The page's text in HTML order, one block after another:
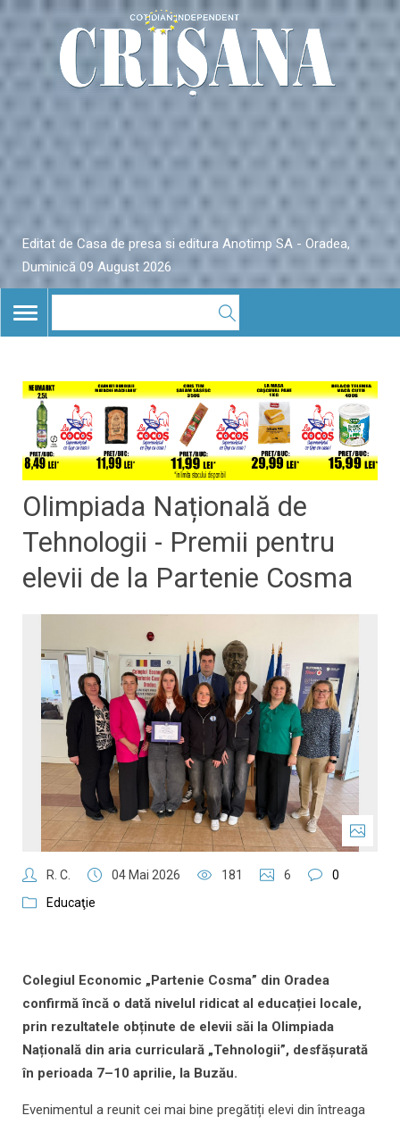
Editat de Casa de presa si editura Anotimp SA - Oradea,
Duminică 09 August 2026
TOGGLE
NAVIGATION
Olimpiada Națională de
Tehnologii - Premii pentru
elevii de la Partenie Cosma
R. C. 04 Mai 2026 181 6
0
Educaţie
Colegiul Economic „Partenie Cosma” din Oradea
confirmă încă o dată nivelul ridicat al educației locale,
prin rezultatele obținute de elevii săi la Olimpiada
Națională din aria curriculară „Tehnologii”, desfășurată
în perioada 7–10 aprilie, la Buzău.
Evenimentul a reunit cei mai bine pregătiți elevi din întreaga